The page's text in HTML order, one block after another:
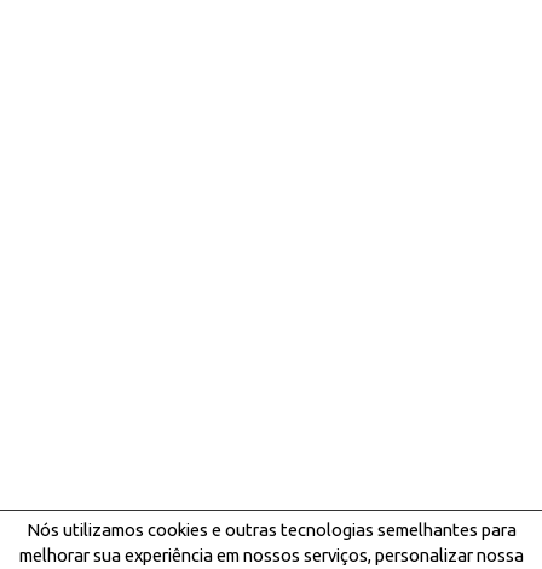
Nós utilizamos cookies e outras tecnologias semelhantes para
melhorar sua experiência em nossos serviços, personalizar nossa